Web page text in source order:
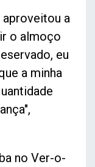
aproveitou a
o almoço
eu
a minha
no Ver-o-